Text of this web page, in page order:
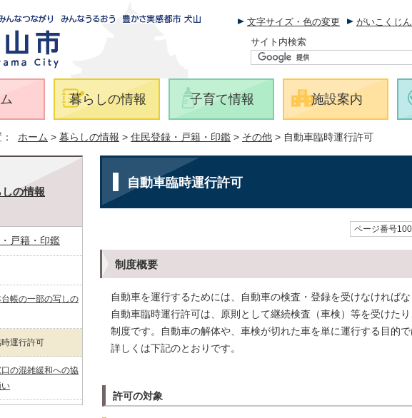
文字サイズ・色の変更 がいこくじ
サイト内検索
暮らしの情報 子育て情報 施設案内
： ホーム > 暮らしの情報 > 住民登録・戸籍・印鑑 > その他 > 自動車臨時運行許可
自動車臨時運行許可
ページ番号
制度概要
自動車を運行するためには、自動車の検査・登録を受けなければな
自動車臨時運行許可は、原則として継続検査（車検）等を受けた
制度です。自動車の解体や、車検が切れた車を単に運行する目的
詳しくは下記のとおりです。
許可の対象
の情報
戸籍・印鑑
帳の一部の写しの
運行許可
の混雑緩和への協
い